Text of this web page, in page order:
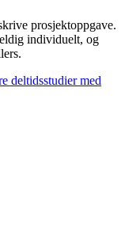
prosjektoppgave.
individuelt, og
deltidsstudier med